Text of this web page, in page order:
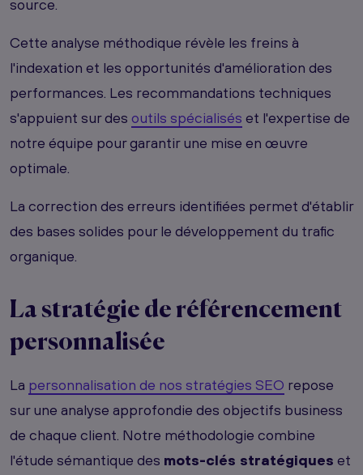
source.
Cette analyse méthodique révèle les freins à
l'indexation et les opportunités d'amélioration des
performances. Les recommandations techniques
s'appuient sur des outils spécialisés et l'expertise de
notre équipe pour garantir une mise en œuvre
optimale.
La correction des erreurs identifiées permet d'établir
des bases solides pour le développement du trafic
organique.
La stratégie de référencement
personnalisée
La personnalisation de nos stratégies SEO repose
sur une analyse approfondie des objectifs business
de chaque client. Notre méthodologie combine
l'étude sémantique des mots-clés stratégiques et